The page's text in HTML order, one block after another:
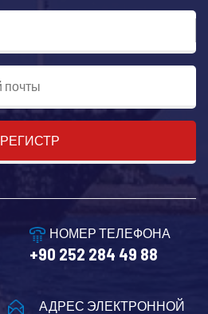
РЕГИСТР
НОМЕР ТЕЛЕФОНА
+90 252 284 49 88
АДРЕС ЭЛЕКТРОННОЙ